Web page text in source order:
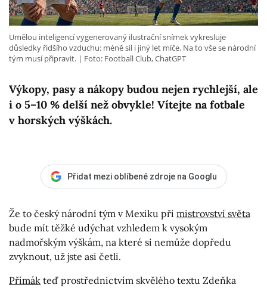
Výkopy, pasy a nákopy budou nejen rychlejší, ale
i o 5–10 % delší než obvykle! Vítejte na fotbale
v horských výškách.
Umělou inteligencí vygenerovaný ilustrační snímek vykresluje
důsledky řidšího vzduchu: méně sil i jiný let míče. Na to vše se národní
tým musí připravit.
Foto: Football Club, ChatGPT
Přidat mezi oblíbené zdroje na Googlu
Že to český národní tým v Mexiku při mistrovství světa
bude mít těžké udýchat vzhledem k vysokým
nadmořským výškám, na které si nemůže dopředu
zvyknout, už jste asi četli.
Přímák teď prostřednictvím skvělého textu Zdeňka